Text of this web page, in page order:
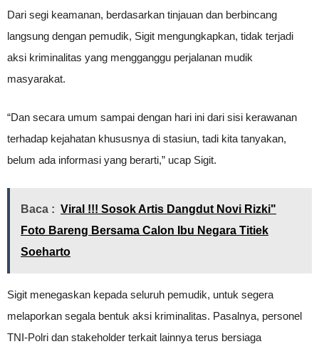
Dari segi keamanan, berdasarkan tinjauan dan berbincang
langsung dengan pemudik, Sigit mengungkapkan, tidak terjadi
aksi kriminalitas yang mengganggu perjalanan mudik
masyarakat.
“Dan secara umum sampai dengan hari ini dari sisi kerawanan
terhadap kejahatan khususnya di stasiun, tadi kita tanyakan,
belum ada informasi yang berarti,” ucap Sigit.
Baca : Viral !!! Sosok Artis Dangdut Novi Rizki"
Foto Bareng Bersama Calon Ibu Negara Titiek
Soeharto
Sigit menegaskan kepada seluruh pemudik, untuk segera
melaporkan segala bentuk aksi kriminalitas. Pasalnya, personel
TNI-Polri dan stakeholder terkait lainnya terus bersiaga